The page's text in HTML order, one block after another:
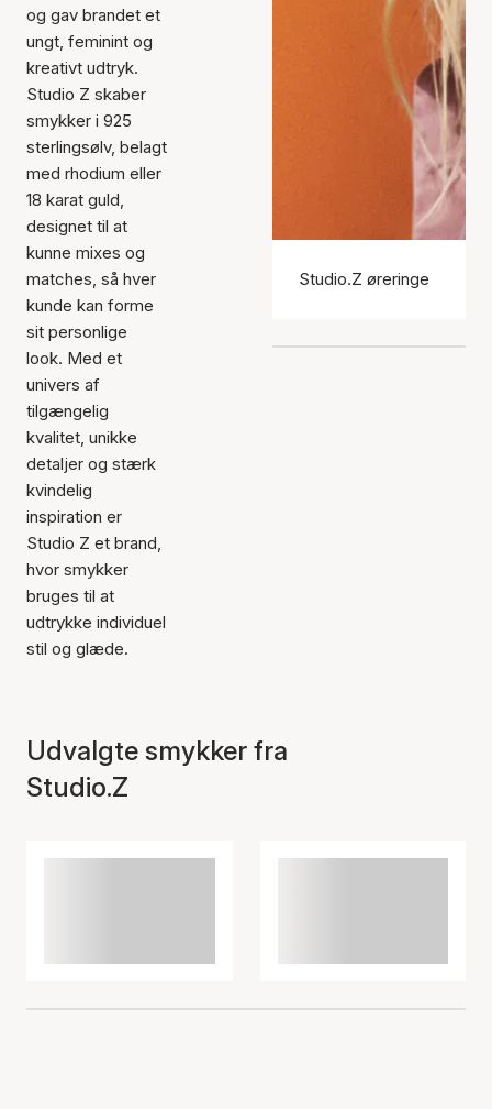
og gav brandet et
ungt, feminint og
kreativt udtryk.
Studio Z skaber
smykker i 925
sterlingsølv, belagt
med rhodium eller
18 karat guld,
designet til at
kunne mixes og
matches, så hver
kunde kan forme
sit personlige
look. Med et
univers af
tilgængelig
kvalitet, unikke
detaljer og stærk
kvindelig
inspiration er
Studio Z et brand,
hvor smykker
bruges til at
udtrykke individuel
stil og glæde.
Studio.Z øreringe
Udvalgte smykker fra
Studio.Z